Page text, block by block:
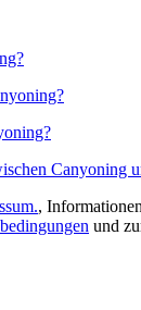
Canyoning
,
und